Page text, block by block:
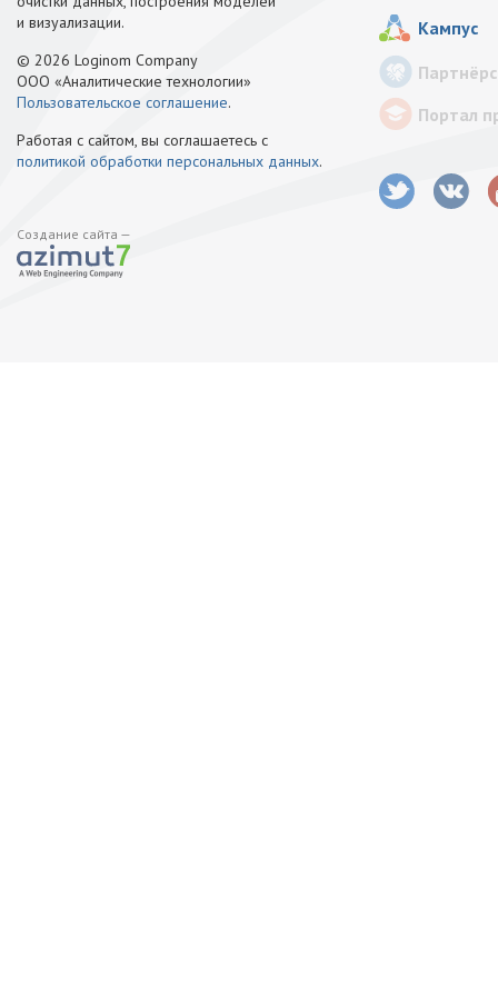
и визуализации.
© 2026 Loginom Company
ООО «Аналитические технологии»
Пользовательское соглашение.
Работая с сайтом, вы соглашаетесь с
политикой обработки персональных данных.
Создание сайта —
Кампус
Портал